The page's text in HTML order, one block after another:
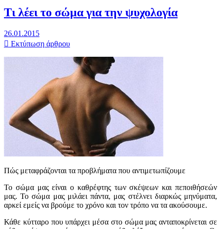
Τι λέει το σώμα για την ψυχολογία
26.01.2015
Εκτύπωση άρθρου
Πώς μεταφράζονται τα προβλήματα που αντιμετωπίζουμε
Το σώμα μας είναι ο καθρέφτης των σκέψεων και πεποιθήσεών
μας. Το σώμα μας μιλάει πάντα, μας στέλνει διαρκώς μηνύματα,
αρκεί εμείς να βρούμε το χρόνο και τον τρόπο να τα ακούσουμε.
Κάθε κύτταρο που υπάρχει μέσα στο σώμα μας ανταποκρίνεται σε